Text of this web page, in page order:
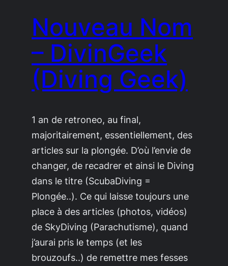
Nouveau Nom
– DivinGeek
(Diving Geek)
1 an de retroneo, au final,
majoritairement, essentiellement, des
articles sur la plongée. D’où l’envie de
changer, de recadrer et ainsi le Diving
dans le titre (ScubaDiving =
Plongée..). Ce qui laisse toujours une
place à des articles (photos, vidéos)
de SkyDiving (Parachutisme), quand
j’aurai pris le temps (et les
brouzoufs..) de remettre mes fesses